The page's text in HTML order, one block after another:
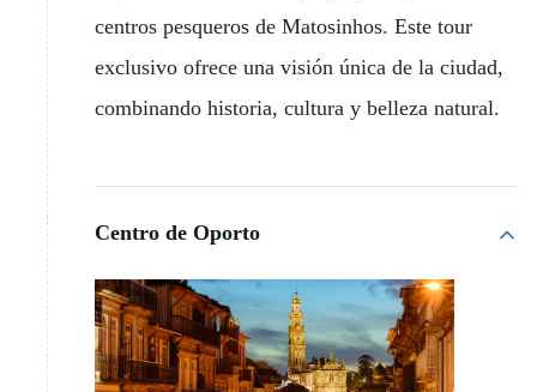
centros pesqueros de Matosinhos. Este tour
exclusivo ofrece una visión única de la ciudad,
combinando historia, cultura y belleza natural.
Centro de Oporto